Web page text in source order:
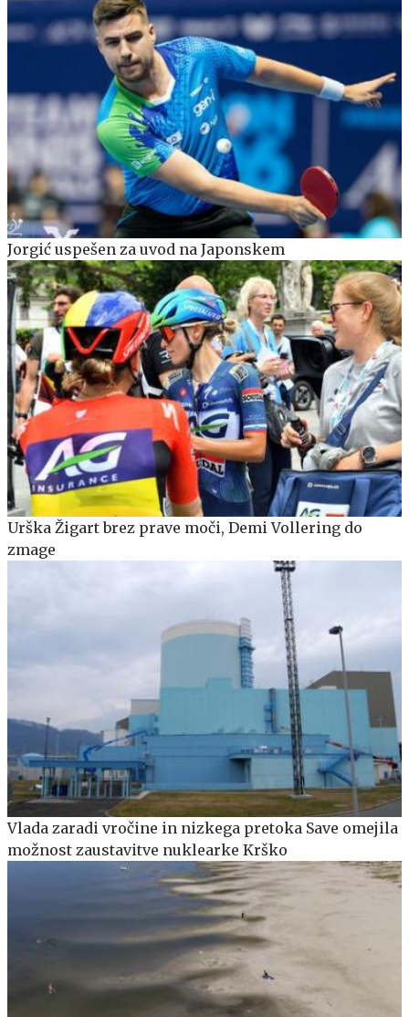
Jorgić uspešen za uvod na Japonskem
Urška Žigart brez prave moči, Demi Vollering do
zmage
Vlada zaradi vročine in nizkega pretoka Save omejila
možnost zaustavitve nuklearke Krško